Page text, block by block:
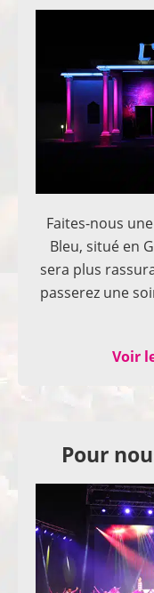
Faites-nous
Bleu, situé en
sera plus
passerez une
Voir
Pour